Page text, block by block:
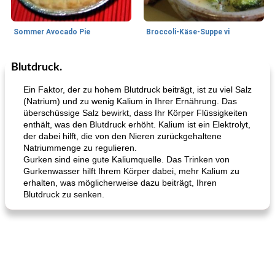
Sommer Avocado Pie Broccoli-Käse-Suppe vi
Kurs
Karamell-Brownie-Kuchen Cilantro-Curry-Hühnersalat
Blutdruck.
Ein Faktor, der zu hohem Blutdruck beiträgt, ist zu viel Salz
(Natrium) und zu wenig Kalium in Ihrer Ernährung. Das
überschüssige Salz bewirkt, dass Ihr Körper Flüssigkeiten
enthält, was den Blutdruck erhöht. Kalium ist ein Elektrolyt,
der dabei hilft, die von den Nieren zurückgehaltene
Natriummenge zu regulieren.
Gurken sind eine gute Kaliumquelle. Das Trinken von
Gurkenwasser hilft Ihrem Körper dabei, mehr Kalium zu
erhalten, was möglicherweise dazu beiträgt, Ihren
Blutdruck zu senken.